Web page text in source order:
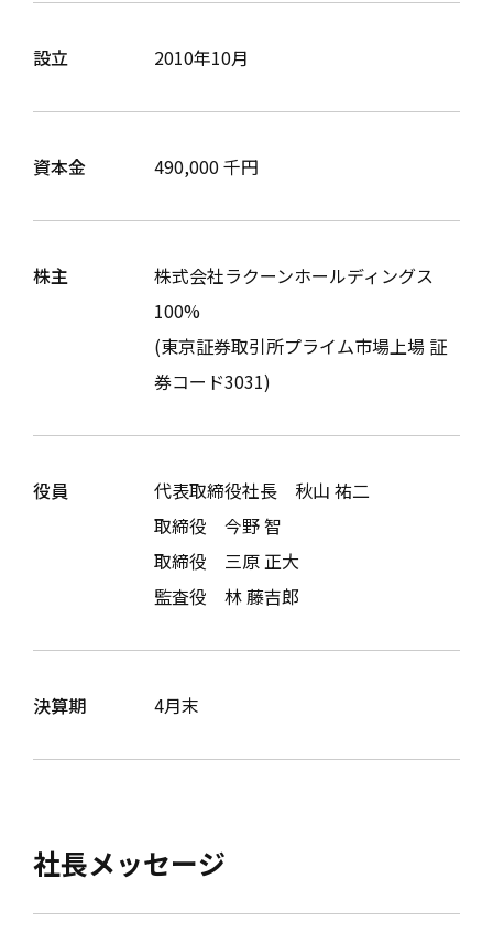
設立 2010年10月
資本金 490,000 千円
株主
株式会社ラクーンホールディングス
100%
(東京証券取引所プライム市場上場 証
券コード3031)
役員
代表取締役社長 秋山 祐二
取締役 今野 智
取締役 三原 正大
監査役 林 藤吉郎
決算期 4月末
社長メッセージ